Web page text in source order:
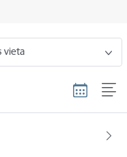
vieta